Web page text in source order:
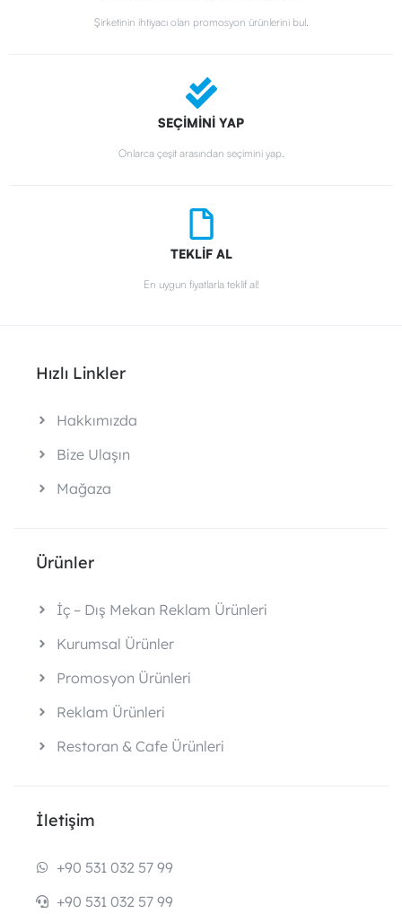
Şirketinin ihtiyacı olan promosyon ürünlerini bul.
SEÇİMİNİ YAP
Onlarca çeşit arasından seçimini yap.
TEKLİF AL
En uygun fiyatlarla teklif al!
Hızlı Linkler
Hakkımızda
Bize Ulaşın
Mağaza
Ürünler
İç – Dış Mekan Reklam Ürünleri
Kurumsal Ürünler
Promosyon Ürünleri
Reklam Ürünleri
Restoran & Cafe Ürünleri
İletişim
+90 531 032 57 99
+90 531 032 57 99